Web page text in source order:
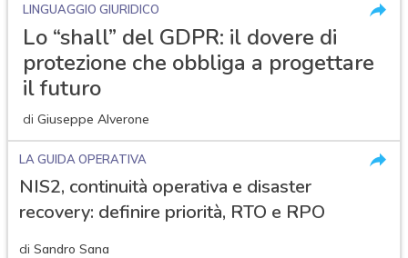
LINGUAGGIO GIURIDICO
Lo “shall” del GDPR: il dovere di
protezione che obbliga a progettare
il futuro
di Giuseppe Alverone
LA GUIDA OPERATIVA
NIS2, continuità operativa e disaster
recovery: definire priorità, RTO e RPO
di Sandro Sana